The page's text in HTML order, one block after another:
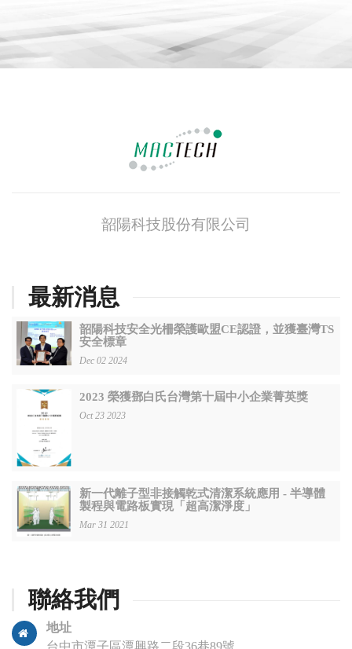
韶陽科技股份有限公司
最新消息
韶陽科技安全光柵榮護歐盟CE認證，並獲臺灣TS
安全標章
Dec 02 2024
2023 榮獲鄧白氏台灣第十屆中小企業菁英獎
Oct 23 2023
新一代離子型非接觸乾式清潔系統應用 - 半導體
製程與電路板實現「超高潔淨度」
Mar 31 2021
聯絡我們
地址